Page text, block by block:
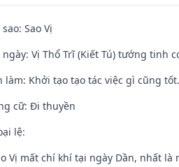
sao: Sao Vị
ngày: Vị Thổ Trĩ (Kiết Tú) tướng tinh
làm: Khởi tạo tạo tác việc gì cũng
cữ: Đi thuyền
lệ:
Vị mất chí khí tại ngày Dần, nhất